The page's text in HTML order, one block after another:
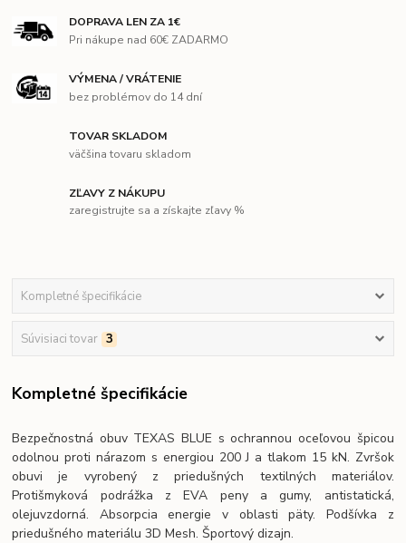
DOPRAVA LEN ZA 1€
Pri nákupe nad 60€ ZADARMO
VÝMENA / VRÁTENIE
bez problémov do 14 dní
TOVAR SKLADOM
väčšina tovaru skladom
ZĽAVY Z NÁKUPU
zaregistrujte sa a získajte zľavy %
Kompletné špecifikácie
Súvisiaci tovar 3
Kompletné špecifikácie
Bezpečnostná obuv TEXAS BLUE s ochrannou oceľovou špicou
odolnou proti nárazom s energiou 200 J a tlakom 15 kN. Zvršok
obuvi je vyrobený z priedušných textilných materiálov.
Protišmyková podrážka z EVA peny a gumy, antistatická,
olejuvzdorná. Absorpcia energie v oblasti päty. Podšívka z
priedušného materiálu 3D Mesh. Športový dizajn.